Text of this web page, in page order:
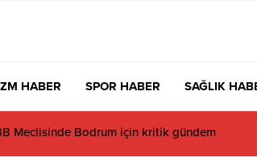
HABER SPOR HABER SAĞLIK
İsmi Var, Cismi Yok: Atatürkçü Düşünce